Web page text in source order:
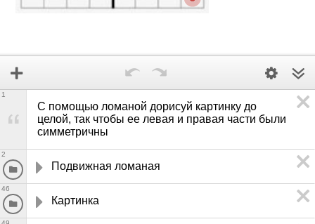
С помощью ломаной дорисуй картинку до
целой, так чтобы ее левая и правая части были
симметричны
1
Подвижная ломаная
2
Картинка
46